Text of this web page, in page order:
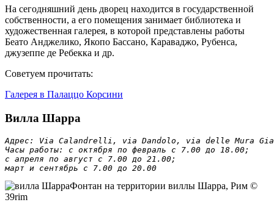
На сегодняшний день дворец находится в государственной
собственности, а его помещения занимает библиотека и
художественная галерея, в которой представлены работы
Беато Анджелико, Якопо Бассано, Караваджо, Рубенса,
джузеппе де Ребекка и др.
Советуем прочитать:
Галерея в Палаццо Корсини
Вилла Шарра
Адрес: Via Calandrelli, via Dandolo, via delle Mura
Часы работы: с октября по февраль с 7.00 до 18.00;
с апреля по август с 7.00 до 21.00;
март и сентябрь с 7.00 до 20.00
Фонтан на территории виллы Шарра, Рим ©
39rim